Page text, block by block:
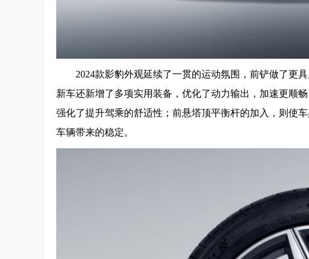
2024款影豹外观延续了一贯的运动氛围，前铲做了更
新车还新增了多项实用装备，优化了动力输出，加速更顺
强化了提升驾乘的舒适性；前悬塔顶平衡杆的加入，则使
车辆带来的稳定。